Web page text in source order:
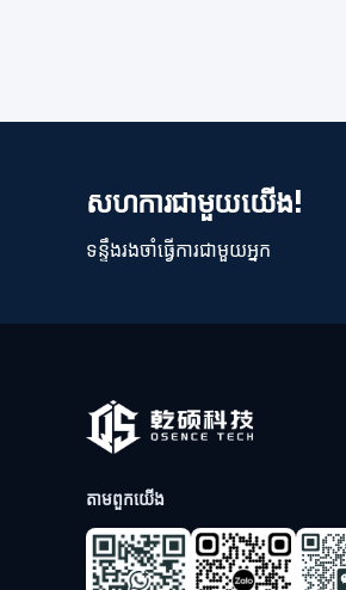
សហការជាមួយយើង!
ទន្ទឹងរងចាំធ្វើការជាមួយអ្នក
តាមពួកយើង